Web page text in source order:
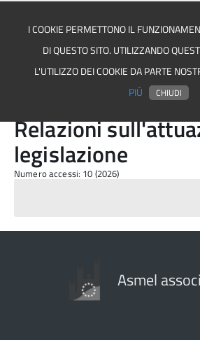
Asmel associazione
Relazioni
legislazione
Numero accessi: 10 (2026)
Asmel
I COOKIE PERMETTONO IL
DI QUESTO SITO. UTILIZZANDO
L'UTILIZZO DEI COOKIE DA PARTE
PIÙ
CHIUDI